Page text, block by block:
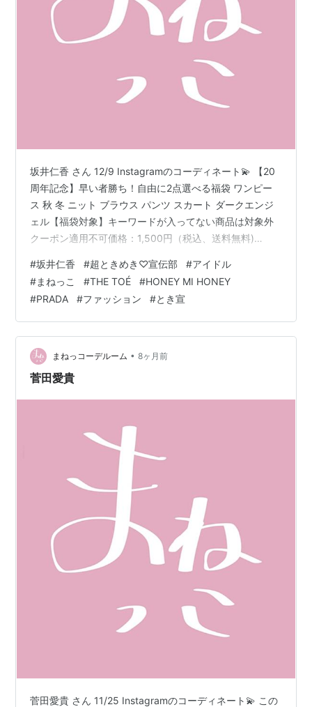
坂井仁香 さん 12/9 Instagramのコーディネート💫 【20
周年記念】早い者勝ち！自由に2点選べる福袋 ワンピー
ス 秋 冬 ニット ブラウス パンツ スカート ダークエンジ
ェル【福袋対象】キーワードが入ってない商品は対象外
クーポン適用不可価格：1,500円（税込、送料無料)
(@hitoka_sakai_official)がシェアした投稿 プチプラで似
ている アイテムをまとめてみました↓↓ ・ボアコート
a.r10.to ・セットアップ a.r10.to ・ブーツ a.r10.to ・シ
ョルダーバッグ a.r…
#坂井仁香 #超ときめき♡宣伝部 #アイドル
#まねっこ #THE TOÉ #HONEY MI HONEY
#PRADA #ファッション #とき宣
まねっコーデルーム • 8ヶ月前
菅田愛貴
菅田愛貴 さん 11/25 Instagramのコーディネート💫 この